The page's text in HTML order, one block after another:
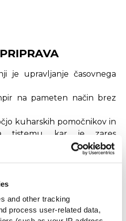
and other tracking
process user-related data,
je upravljanje časovnega
na pameten način brez
kuharskih pomočnikov in
tistemu, kar je zares
lepi predstavitvi in izvrstni